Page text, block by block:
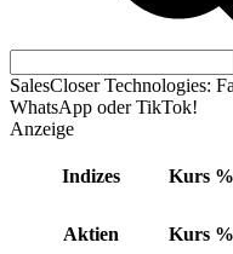
SalesCloser Technologies:
WhatsApp oder TikTok!
Anzeige
Indizes Kurs %
Aktien Kurs %